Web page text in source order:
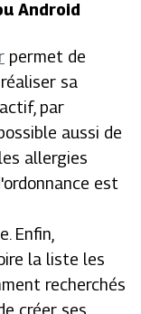
Android
permet de
sa
par
aussi de
allergies
est
Enfin,
la liste les
recherchés
créer ses